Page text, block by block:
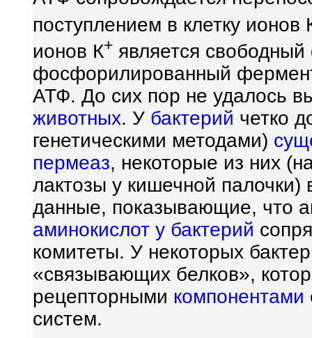
поступлением в клетку ионов
ионов К+ является
фосфорилированный
АТФ. До сих пор не удалось
животных. У бактерий четко
генетическими методами)
пермеаз, некоторые из них
лактозы у кишечной
данные, показывающие, что
аминокислот у бактерий
комитеты. У некоторых
«связывающих белков»,
рецепторными компонентами
систем.